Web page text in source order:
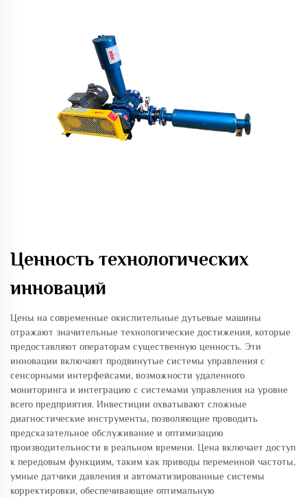
Ценность технологических
инноваций
Цены на современные окислительные дутьевые машины
отражают значительные технологические достижения, которые
предоставляют операторам существенную ценность. Эти
инновации включают продвинутые системы управления с
сенсорными интерфейсами, возможности удаленного
мониторинга и интеграцию с системами управления на уровне
всего предприятия. Инвестиции охватывают сложные
диагностические инструменты, позволяющие проводить
предсказательное обслуживание и оптимизацию
производительности в реальном времени. Цена включает доступ
к передовым функциям, таким как приводы переменной частоты,
умные датчики давления и автоматизированные системы
корректировки, обеспечивающие оптимальную